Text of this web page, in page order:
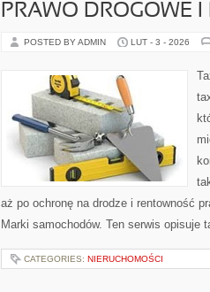
PRAWO DROGOWE I
POSTED BY ADMIN LUT - 3 - 2026
aż po ochronę na drodze i rentowność
Marki samochodów. Ten serwis opisuje
CATEGORIES: NIERUCHOMOŚCI